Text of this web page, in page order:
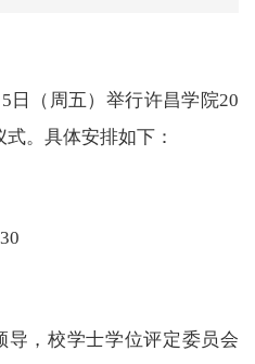
日（周五）举行许昌学院20
。具体安排如下：
导，校学士学位评定委员会